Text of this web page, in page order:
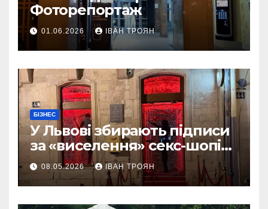
Фоторепортаж
01.06.2026 ІВАН ТРОЯН
БІЗНЕС
У Львові збирають підписи
за «виселення» секс-шопів
із центру міста
08.05.2026 ІВАН ТРОЯН